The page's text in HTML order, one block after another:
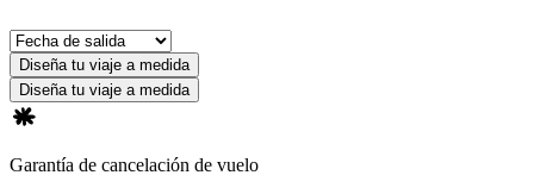
Diseña tu viaje a medida
Diseña tu viaje a medida
Garantía de cancelación de vuelo